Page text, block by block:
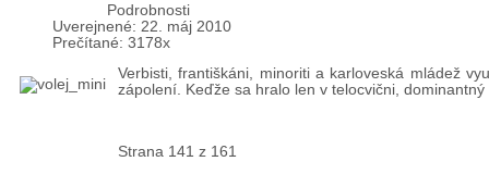
Podrobnosti
Uverejnené: 22. máj 2010
Prečítané: 3178x
Verbisti, františkáni, minoriti a karloveská mládež
zápolení. Keďže sa hralo len v telocvični, dominantný
Strana 141 z 161